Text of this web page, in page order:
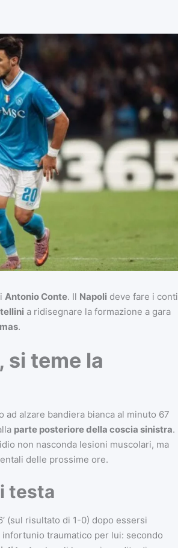
Antonio Conte. Il Napoli deve fare i conti
a ridisegnare la formazione a gara
.
si teme la
alzare bandiera bianca al minuto 67
parte posteriore della coscia sinistra.
non nasconda lesioni muscolari, ma
delle prossime ore.
testa
(sul risultato di 1-0) dopo essersi
traumatico per lui: secondo